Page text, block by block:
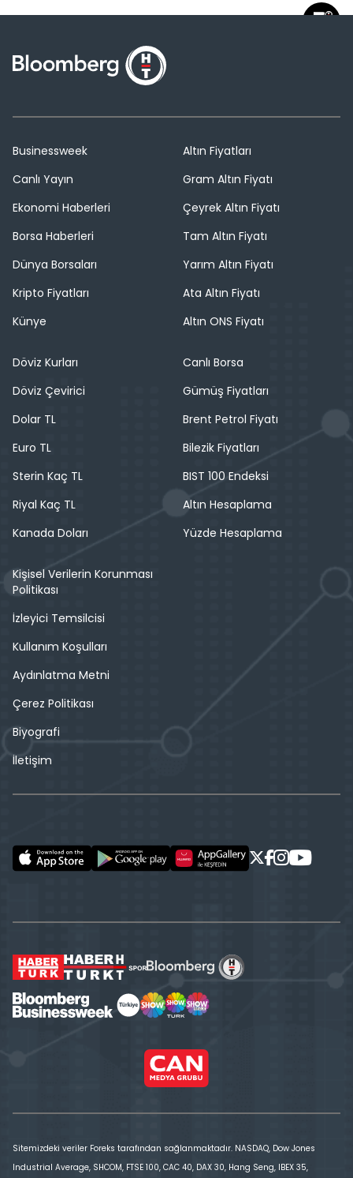
Businessweek
Canlı Yayın
Ekonomi Haberleri
Borsa Haberleri
Dünya Borsaları
Kripto Fiyatları
Künye
Altın Fiyatları
Gram Altın Fiyatı
Çeyrek Altın Fiyatı
Tam Altın Fiyatı
Yarım Altın Fiyatı
Ata Altın Fiyatı
Altın ONS Fiyatı
Döviz Kurları
Döviz Çevirici
Dolar TL
Euro TL
Sterin Kaç TL
Riyal Kaç TL
Kanada Doları
Canlı Borsa
Gümüş Fiyatları
Brent Petrol Fiyatı
Bilezik Fiyatları
BIST 100 Endeksi
Altın Hesaplama
Yüzde Hesaplama
Kişisel Verilerin Korunması
Politikası
İzleyici Temsilcisi
Kullanım Koşulları
Aydınlatma Metni
Çerez Politikası
Biyografi
İletişim
Sitemizdeki veriler Foreks tarafından sağlanmaktadır. NASDAQ, Dow Jones
Industrial Average, SHCOM, FTSE 100, CAC 40, DAX 30, Hang Seng, IBEX 35,